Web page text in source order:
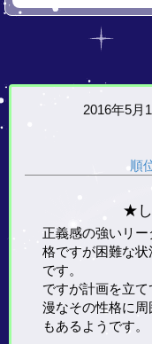
2016年5月
順
★
正義感の強いリ
格ですが困難な
です。
ですが計画を立
漫なその性格に
もあるようです。